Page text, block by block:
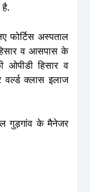
है.
फोर्टिस अस्पताल
व आसपास के
हिसार व
क्लास इलाज
गुड़गांव के मैनेजर